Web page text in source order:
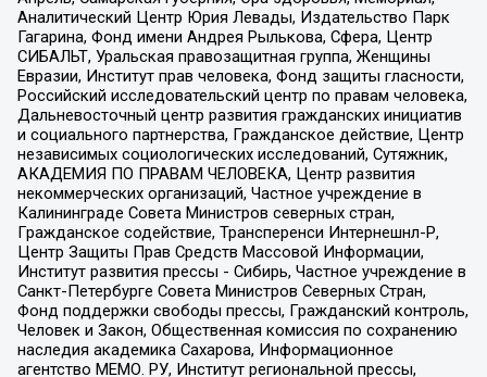
Аналитический Центр Юрия Левады, Издательство Парк
Гагарина, Фонд имени Андрея Рылькова, Сфера, Центр
СИБАЛЬТ, Уральская правозащитная группа, Женщины
Евразии, Институт прав человека, Фонд защиты гласности,
Российский исследовательский центр по правам человека,
Дальневосточный центр развития гражданских инициатив
и социального партнерства, Гражданское действие, Центр
независимых социологических исследований, Сутяжник,
АКАДЕМИЯ ПО ПРАВАМ ЧЕЛОВЕКА, Центр развития
некоммерческих организаций, Частное учреждение в
Калининграде Совета Министров северных стран,
Гражданское содействие, Трансперенси Интернешнл-Р,
Центр Защиты Прав Средств Массовой Информации,
Институт развития прессы - Сибирь, Частное учреждение в
Санкт-Петербурге Совета Министров Северных Стран,
Фонд поддержки свободы прессы, Гражданский контроль,
Человек и Закон, Общественная комиссия по сохранению
наследия академика Сахарова, Информационное
агентство МЕМО. РУ, Институт региональной прессы,